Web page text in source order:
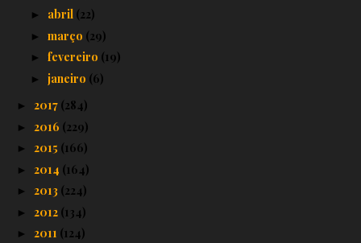
► abril (22)
► março (29)
► fevereiro (19)
► janeiro (6)
► 2017 (284)
► 2016 (229)
► 2015 (166)
► 2014 (164)
► 2013 (224)
► 2012 (134)
► 2011 (124)